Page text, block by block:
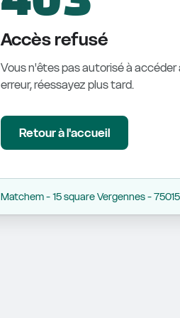
Accès refusé
Vous n'êtes pas autorisé à
erreur, réessayez plus tard.
Retour à l'accueil
Matchem - 15 square Vergennes -